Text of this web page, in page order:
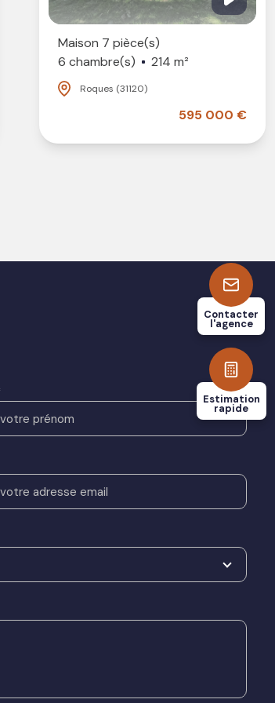
Maison 7 pièce(s)
6 chambre(s)
214 m²
Roques (31120)
595 000 €
Contacter
l'agence
Estimation
rapide